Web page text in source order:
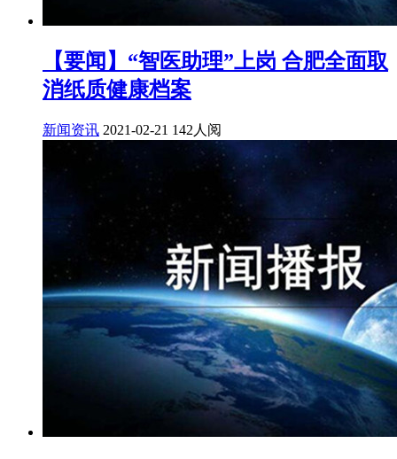
【要闻】“智医助理”上岗 合肥全面取
消纸质健康档案
新闻资讯 2021-02-21 142人阅